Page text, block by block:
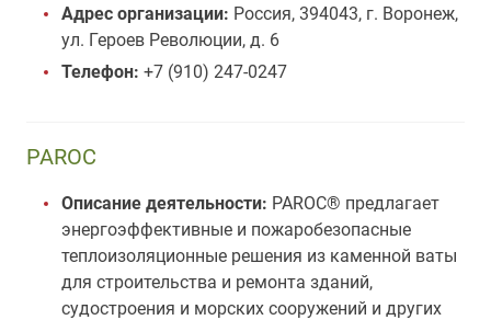
Адрес организации: Россия, 394043, г. Воронеж,
ул. Героев Революции, д. 6
Телефон: +7 (910) 247-0247
PAROC
Описание деятельности: PAROC® предлагает
энергоэффективные и пожаробезопасные
теплоизоляционные решения из каменной ваты
для строительства и ремонта зданий,
судостроения и морских сооружений и других